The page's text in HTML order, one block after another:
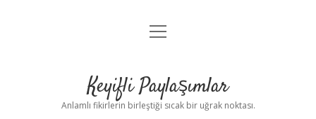
Anasayfa
Yasal Uyarı
menüyü
Keyifli Paylaşımlar
Anlamlı fikirlerin birleştiği sıcak bir uğrak noktası.